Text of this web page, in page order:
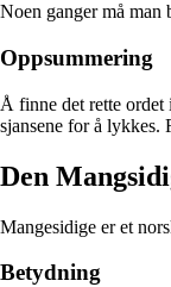
Noen ganger må man
Oppsummering
Å finne det rette ordet
sjansene for å lykkes.
Den
Mangesidige er et
Betydning